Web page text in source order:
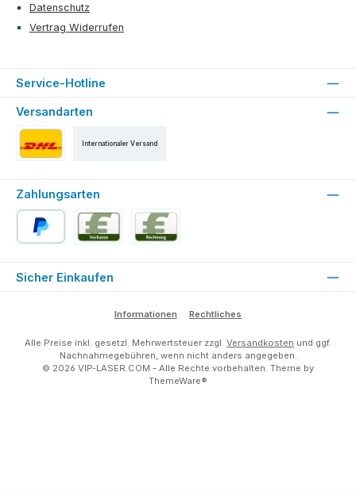
Datenschutz
Vertrag Widerrufen
Service-Hotline
Versandarten
Internationaler Versand
Zahlungsarten
Sicher Einkaufen
Informationen Rechtliches
Alle Preise inkl. gesetzl. Mehrwertsteuer zzgl. Versandkosten und ggf.
Nachnahmegebühren, wenn nicht anders angegeben.
© 2026 VIP-LASER.COM - Alle Rechte vorbehalten. Theme by
ThemeWare®